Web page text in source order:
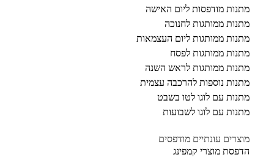
מתנות מודפסות ליום האישה
מתנות ממותגות לחנוכה
מתנות ממותגות ליום העצמאות
מתנות ממותגות לפסח
מתנות ממותגות לראש השנה
מתנות נוספות להרכבה עצמית
מתנות עם לוגו לטו בשבט
מתנות עם לוגו לשבועות
מוצרים עונתיים מודפסים
הדפסת מוצרי קמפינג